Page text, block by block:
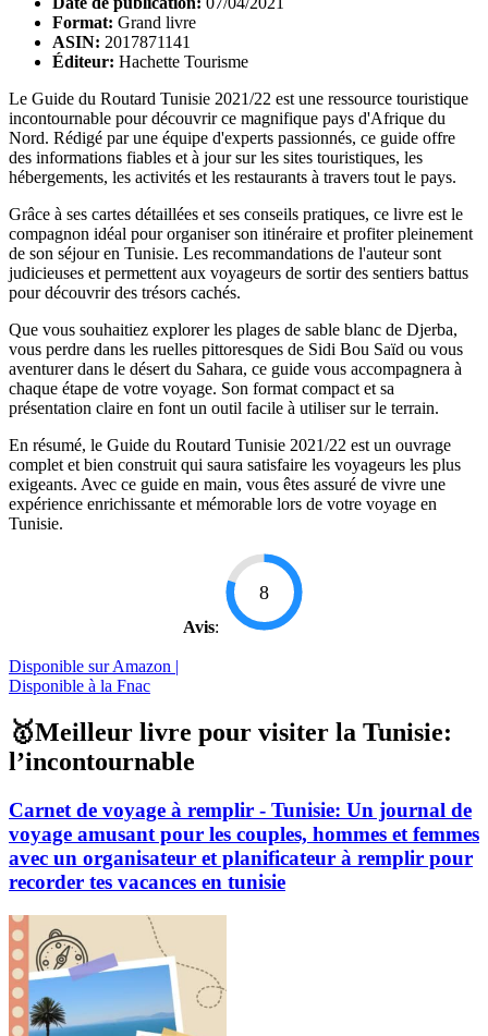
Format: Grand livre
ASIN: 2017871141
Éditeur: Hachette Tourisme
Le Guide du Routard Tunisie 2021/22 est une ressource touristique
incontournable pour découvrir ce magnifique pays d'Afrique du
Nord. Rédigé par une équipe d'experts passionnés, ce guide offre
des informations fiables et à jour sur les sites touristiques, les
hébergements, les activités et les restaurants à travers tout le pays.
Grâce à ses cartes détaillées et ses conseils pratiques, ce livre est le
compagnon idéal pour organiser son itinéraire et profiter pleinement
de son séjour en Tunisie. Les recommandations de l'auteur sont
judicieuses et permettent aux voyageurs de sortir des sentiers battus
pour découvrir des trésors cachés.
Que vous souhaitiez explorer les plages de sable blanc de Djerba,
vous perdre dans les ruelles pittoresques de Sidi Bou Saïd ou vous
aventurer dans le désert du Sahara, ce guide vous accompagnera à
chaque étape de votre voyage. Son format compact et sa
présentation claire en font un outil facile à utiliser sur le terrain.
En résumé, le Guide du Routard Tunisie 2021/22 est un ouvrage
complet et bien construit qui saura satisfaire les voyageurs les plus
exigeants. Avec ce guide en main, vous êtes assuré de vivre une
expérience enrichissante et mémorable lors de votre voyage en
Tunisie.
Avis:
8
Disponible sur Amazon |
Disponible à la Fnac
🥇Meilleur livre pour visiter la Tunisie:
l’incontournable
Carnet de voyage à remplir - Tunisie: Un journal de
voyage amusant pour les couples, hommes et femmes
avec un organisateur et planificateur à remplir pour
recorder tes vacances en tunisie